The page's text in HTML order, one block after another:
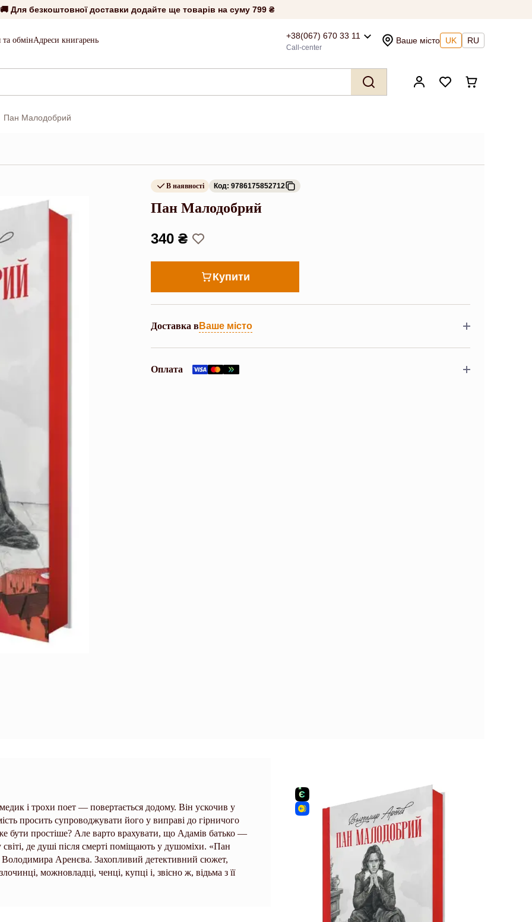
🚚 Для безкоштовної доставки додайте ще товарів на суму 799 ₴
обмінАдреси книгарень +38(067) 670 33 11
Call-center
Ваше місто UK RU
Пан Малодобрий
В наявності Код: 9786175852712
Пан Малодобрий
340 ₴
Купити
Доставка вВаше місто
Оплата
і трохи поет — повертається додому. Він ускочив у
просить супроводжувати його у виправі до гірничого
бути простіше? Але варто врахувати, що Адамів батько —
світі, де душі після смерті поміщають у душоміхи. «Пан
Воло­димира Аренєва. Захопливий детективний сюжет,
можновладці, ченці, купці і, звісно ж, відьма з її